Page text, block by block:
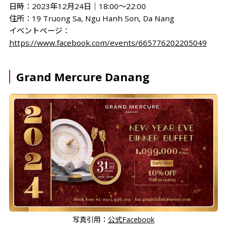
日時：2023年12月24日│18:00～22:00
住所：19 Truong Sa, Ngu Hanh Son, Da Nang
イベントページ：
https://www.facebook.com/events/665776202205049
Grand Mercure Danang
写真引用： 公式Facebook